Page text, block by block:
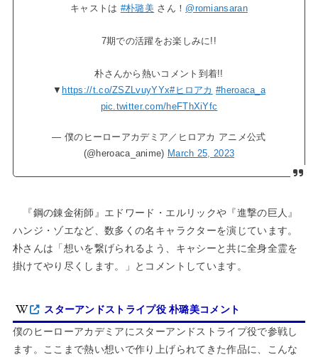
キャストは #朴璐美 さん！ @romiansaran
7期での活躍をお楽しみに!!
朴さんから熱いコメント到着!!
▼ https://t.co/ZSZLvuyYYx#ヒロアカ #heroaca_a
pic.twitter.com/heFThXiYfc
— 僕のヒーローアカデミア／ヒロアカ アニメ公式
(@heroaca_anime) March 25, 2023
『鋼の錬金術師』エドワード・エルリックや『進撃の巨人』
ハンジ・ゾエなど、数多くの名キャラクターを演じています。
朴さんは「想いを繋げられるよう、キャシーと共に全身全霊を
掛けてやり尽くします。」とコメントしています。
スターアンドストライプ役 朴璐美コメント
僕のヒーローアカデミアにスターアンドストライプ役で参戦し
ます。ここまで熱い想いで作り上げられてきた作品に、こんな